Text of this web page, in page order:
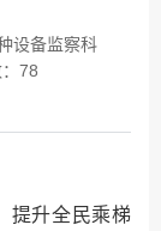
设备监察科
78
提升全民乘梯